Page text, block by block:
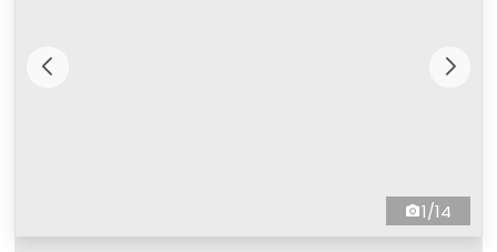
1/14